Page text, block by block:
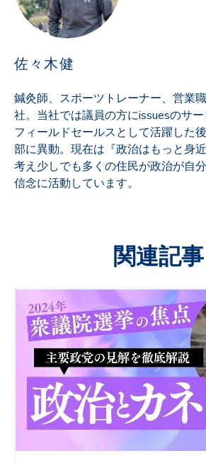
佐々木健
鍼灸師、スポーツトレーナー、営業
社。当社では議員の方にissuesのサ
フィールドセールスとして活躍した
部に異動。現在は『政治はもっと身
考え少しでも多くの住民が政治が自
信念に活動しています。
関連記事